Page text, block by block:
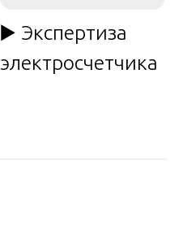
▶️ Экспертиза
электросчетчика